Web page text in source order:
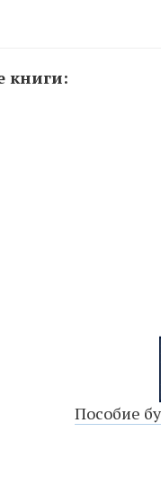
книги:
Пособие